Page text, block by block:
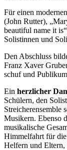
Für einen
(John Rutter),
beautiful name it
Solistinnen und
Den Abschluss
Franz Xaver
schuf und
Ein herzlicher
Schülern, den
Streicherensemble
Musikern. Ebenso
musikalische
Himmelfahrt für
Helfern und Eltern,